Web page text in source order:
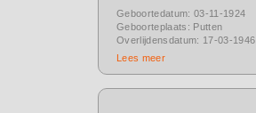
Geboortedatum: 03-11-1924
Geboorteplaats: Putten
Overlijdensdatum: 17-03-1946
Lees meer